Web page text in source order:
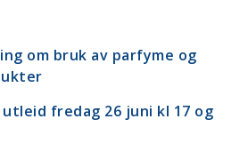
om bruk av parfyme og
fredag 26 juni kl 17 og